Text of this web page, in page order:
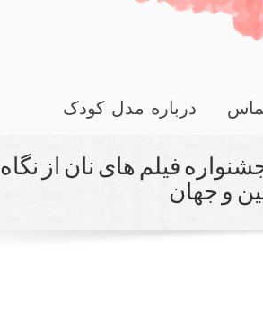
درباره مدل کودک
فیلم های نان از نگاه
و جهان